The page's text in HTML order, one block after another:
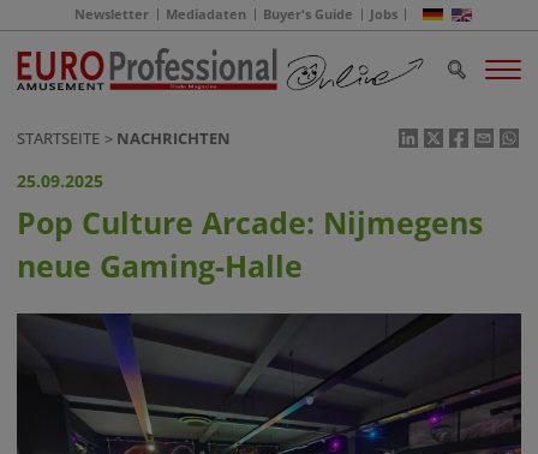
Newsletter Mediadaten Buyer's Guide Jobs
STARTSEITE NACHRICHTEN
25.09.2025
Pop Culture Arcade: Nijmegens
neue Gaming-Halle